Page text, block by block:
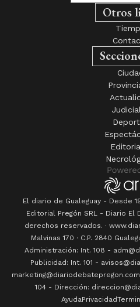
Otros
El diario de Gualeguay - Desde
Editorial Pregón SRL - Diario El
derechos reservados. · www.
Malvinas 170 · C.P. 2840
Administración: Int. 108 -
Publicidad: Int. 101 -
104 - Dirección:
AyudaPrivacidad